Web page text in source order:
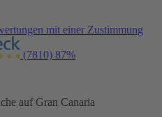
mit einer Zustimmung
(7810) 87%
auf Gran Canaria